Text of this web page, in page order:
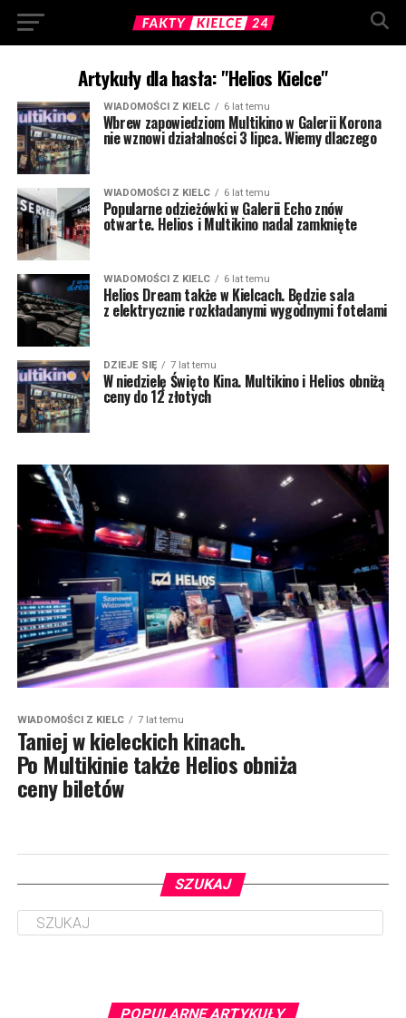
Artykuły dla hasła: "Helios Kielce"
WIADOMOŚCI Z KIELC 6 lat temu
Wbrew zapowiedziom Multikino w Galerii Korona
nie wznowi działalności 3 lipca. Wiemy dlaczego
WIADOMOŚCI Z KIELC 6 lat temu
Popularne odzieżówki w Galerii Echo znów
otwarte. Helios i Multikino nadal zamknięte
WIADOMOŚCI Z KIELC 6 lat temu
Helios Dream także w Kielcach. Będzie sala
z elektrycznie rozkładanymi wygodnymi fotelami
DZIEJE SIĘ 7 lat temu
W niedzielę Święto Kina. Multikino i Helios obniżą
ceny do 12 złotych
WIADOMOŚCI Z KIELC 7 lat temu
Taniej w kieleckich kinach.
Po Multikinie także Helios obniża
ceny biletów
SZUKAJ
POPULARNE ARTYKUŁY